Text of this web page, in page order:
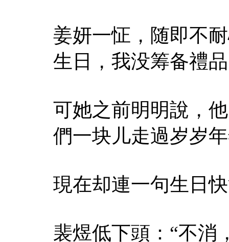
姜妍一怔，随即不
生日，我没筹备禮
可她之前明明說，
們一块儿走過岁岁
現在却連一句生日
裴煜低下頭：“不消